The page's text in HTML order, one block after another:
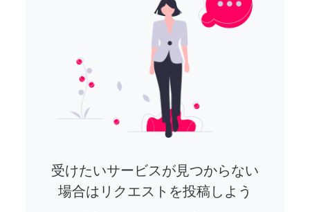
受けたいサービスが見つからない
場合はリクエストを投稿しよう